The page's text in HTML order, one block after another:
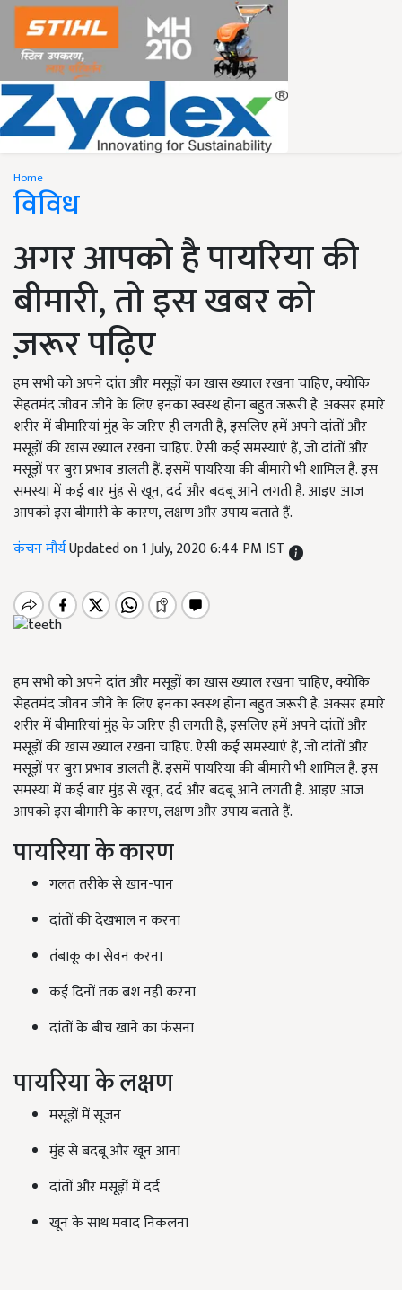
Home
विविध
अगर आपको है पायरिया की
बीमारी, तो इस खबर को
ज़रूर पढ़िए
हम सभी को अपने दांत और मसूड़ों का खास ख्याल रखना चाहिए, क्योंकि
सेहतमंद जीवन जीने के लिए इनका स्वस्थ होना बहुत जरूरी है. अक्सर हमारे
शरीर में बीमारियां मुंह के जरिए ही लगती हैं, इसलिए हमें अपने दांतों और
मसूड़ों की खास ख्याल रखना चाहिए. ऐसी कई समस्याएं हैं, जो दांतों और
मसूड़ों पर बुरा प्रभाव डालती हैं. इसमें पायरिया की बीमारी भी शामिल है. इस
समस्या में कई बार मुंह से खून, दर्द और बदबू आने लगती है. आइए आज
आपको इस बीमारी के कारण, लक्षण और उपाय बताते हैं.
कंचन मौर्यUpdated on 1 July, 2020 6:44 PM IST
हम सभी को अपने दांत और मसूड़ों का खास ख्याल रखना चाहिए, क्योंकि
सेहतमंद जीवन जीने के लिए इनका स्वस्थ होना बहुत जरूरी है. अक्सर हमारे
शरीर में बीमारियां मुंह के जरिए ही लगती हैं, इसलिए हमें अपने दांतों और
मसूड़ों की खास ख्याल रखना चाहिए. ऐसी कई समस्याएं हैं, जो दांतों और
मसूड़ों पर बुरा प्रभाव डालती हैं. इसमें पायरिया की बीमारी भी शामिल है. इस
समस्या में कई बार मुंह से खून, दर्द और बदबू आने लगती है. आइए आज
आपको इस बीमारी के कारण, लक्षण और उपाय बताते हैं.
पायरिया के कारण
गलत तरीके से खान-पान
दांतों की देखभाल न करना
तंबाकू का सेवन करना
कई दिनों तक ब्रश नहीं करना
दांतों के बीच खाने का फंसना
पायरिया के लक्षण
मसूड़ों में सूजन
मुंह से बदबू और खून आना
दांतों और मसूड़ों में दर्द
खून के साथ मवाद निकलना